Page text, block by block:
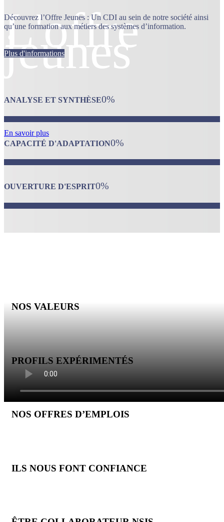
L'offre
jeunes
En savoir plus
Etudes et
Découvrez l’Offre Jeunes : Un CDI au sein de notre société ainsi
qu’une formation aux métiers des systèmes d’information.
Plus d'informations
ANALYSE ET SYNTHÈSE0%
CAPACITÉ D'ADAPTATION0%
OUVERTURE D'ESPRIT0%
NOS VALEURS
PROFILS EXPÉRIMENTÉS
NOS OFFRES D’EMPLOIS
ILS NOUS FONT CONFIANCE